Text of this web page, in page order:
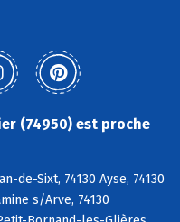
(74950) est proche
de-Sixt, 74130 Ayse, 74130
s/Arve, 74130